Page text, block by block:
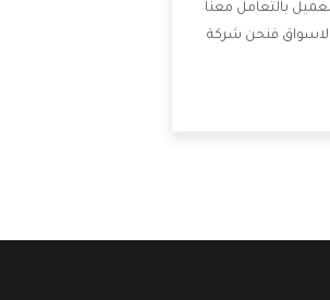
بالتعامل معنا
فنحن شركة
تكون منها خدمة